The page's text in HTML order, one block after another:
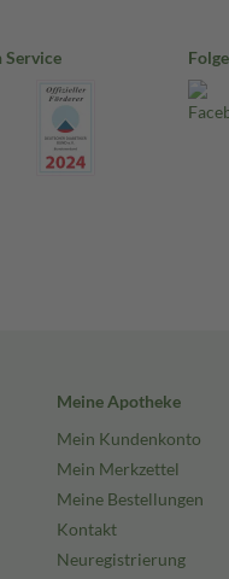
Service
Meine Apotheke
Mein Kundenkonto
Mein Merkzettel
Meine Bestellungen
Kontakt
Neuregistrierung